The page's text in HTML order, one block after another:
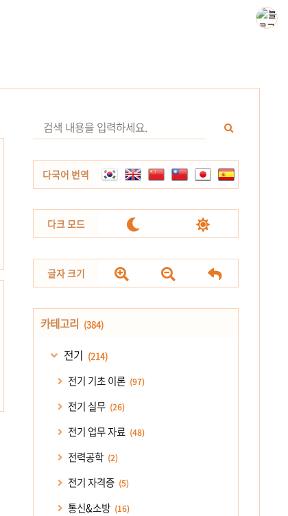
다국어 번역
다크 모드  
글자 크기   
카테고리 (384)
전기 (214)
전기 기초 이론 (97)
전기 실무 (26)
전기 업무 자료 (48)
전력공학 (2)
전기 자격증 (5)
통신&소방 (16)